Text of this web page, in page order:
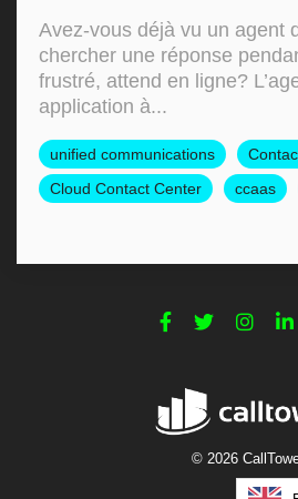
Avez-vous déjà vu un agent
chercher une réponse
frustré, attend en ligne?
application à...
unified communications
Cloud Contact Center
ccaas
© 2026